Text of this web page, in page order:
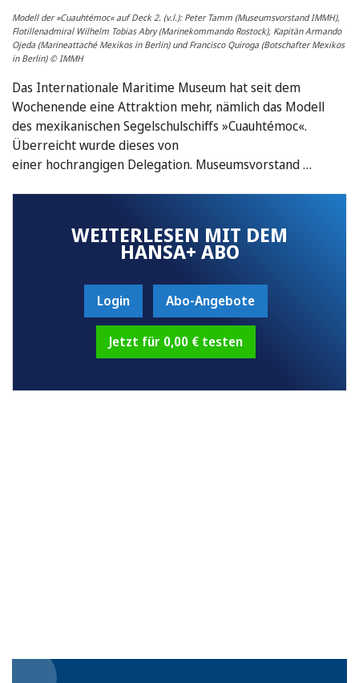
Modell der »Cuauhtémoc« auf Deck 2. (v.l.): Peter Tamm (Museumsvorstand IMMH),
Flotillenadmiral Wilhelm Tobias Abry (Marinekommando Rostock), Kapitän Armando
Ojeda (Marineattaché Mexikos in Berlin) und Francisco Quiroga (Botschafter Mexikos
in Berlin) © IMMH
Das Internationale Maritime Museum hat seit dem
Wochenende eine Attraktion mehr, nämlich das Modell
des mexikanischen Segelschulschiffs »Cuauhtémoc«.
Überreicht wurde dieses von
einer hochrangigen Delegation. Museumsvorstand …
WEITERLESEN MIT DEM
HANSA+ ABO
Login Abo-Angebote
Jetzt für 0,00 € testen